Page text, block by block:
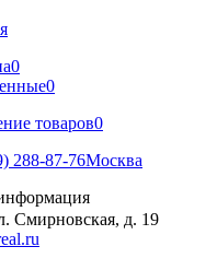
0
0
товаров0
288-87-76Москва
Смирновская, д. 19